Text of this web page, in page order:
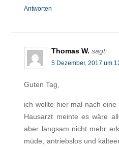
Antworten
Thomas W. sagt:
5 Dezember, 2017 um
Guten Tag,
ich wollte hier mal nach
Hausarzt meinte es wäre
aber langsam nicht mehr
müde, antriebslos und